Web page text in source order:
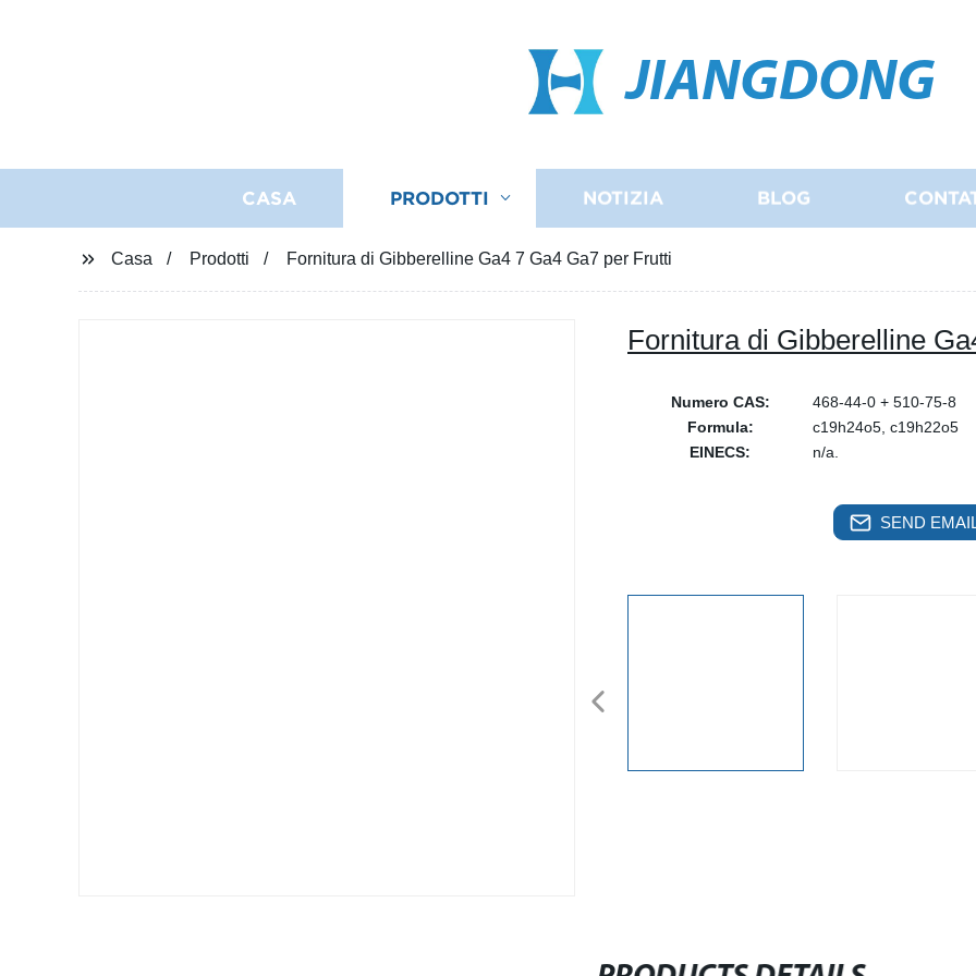
JIANGDONG
CASA PRODOTTI NOTIZIA BLOG
Casa Prodotti Fornitura di Gibberelline Ga4 7 Ga4 Ga7 per Frutti
Fornitura di Gibberelline
Numero CAS:
468-44-0 + 510-75-8
Formula:
c19h24o5, c19h22o5
EINECS:
n/a.
SEND